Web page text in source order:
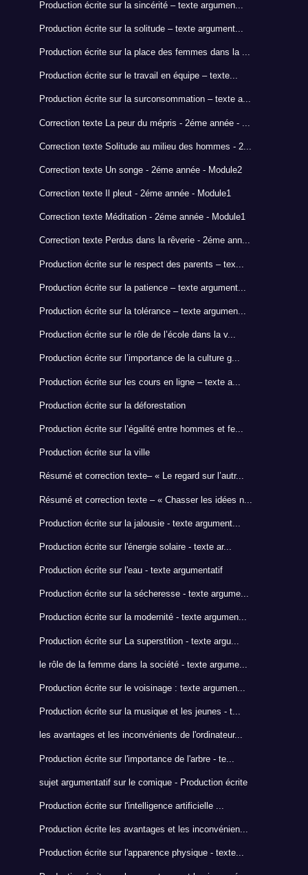
Production écrite sur la sincérité – texte argumen...
Production écrite sur la solitude – texte argument...
Production écrite sur la place des femmes dans la ...
Production écrite sur le travail en équipe – texte...
Production écrite sur la surconsommation – texte a...
Correction texte La peur du mépris - 2éme année - ...
Correction texte Solitude au milieu des hommes - 2...
Correction texte Un songe - 2éme année - Module2
Correction texte Il pleut - 2éme année - Module1
Correction texte Méditation - 2éme année - Module1
Correction texte Perdus dans la rêverie - 2éme ann...
Production écrite sur le respect des parents – tex...
Production écrite sur la patience – texte argument...
Production écrite sur la tolérance – texte argumen...
Production écrite sur le rôle de l’école dans la v...
Production écrite sur l’importance de la culture g...
Production écrite sur les cours en ligne – texte a...
Production écrite sur la déforestation
Production écrite sur l’égalité entre hommes et fe...
Production écrite sur la ville
Résumé et correction texte– « Le regard sur l’autr...
Résumé et correction texte – « Chasser les idées n...
Production écrite sur la jalousie - texte argument...
Production écrite sur l'énergie solaire - texte ar...
Production écrite sur l'eau - texte argumentatif
Production écrite sur la sécheresse - texte argume...
Production écrite sur la modernité - texte argumen...
Production écrite sur La superstition - texte argu...
le rôle de la femme dans la société - texte argume...
Production écrite sur le voisinage : texte argumen...
Production écrite sur la musique et les jeunes - t...
les avantages et les inconvénients de l'ordinateur...
Production écrite sur l'importance de l'arbre - te...
sujet argumentatif sur le comique - Production écrite
Production écrite sur l'intelligence artificielle ...
Production écrite les avantages et les inconvénien...
Production écrite sur l'apparence physique - texte...